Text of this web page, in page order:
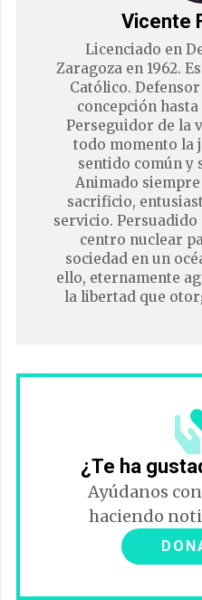
Vicente
Licenciado en
Zaragoza en 1962.
Católico.
concepción
Perseguidor de la
todo momento la
sentido común y
Animado
sacrificio,
servicio. Persuadido
centro nuclear
sociedad en un
ello, eternamente
la libertad que
¿Te ha
Ayúdanos
haciendo